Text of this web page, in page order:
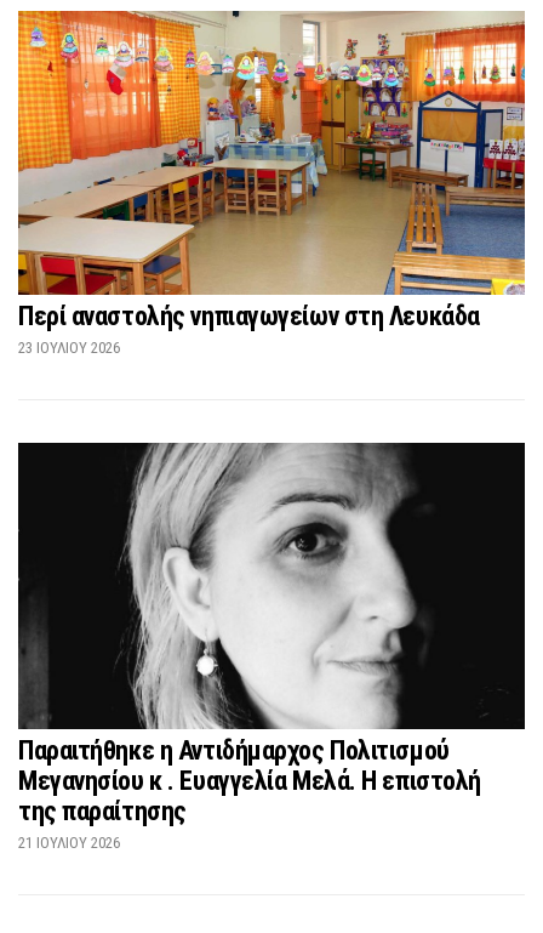
Περί αναστολής νηπιαγωγείων στη Λευκάδα
23 ΙΟΥΛΊΟΥ 2026
Παραιτήθηκε η Αντιδήμαρχος Πολιτισμού
Μεγανησίου κ . Ευαγγελία Μελά. Η επιστολή
της παραίτησης
21 ΙΟΥΛΊΟΥ 2026